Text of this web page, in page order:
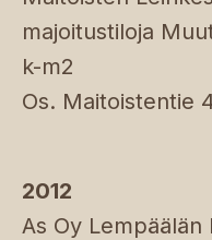
majoitustiloja
k-m2
Os. Maitoistentie
2012
As Oy